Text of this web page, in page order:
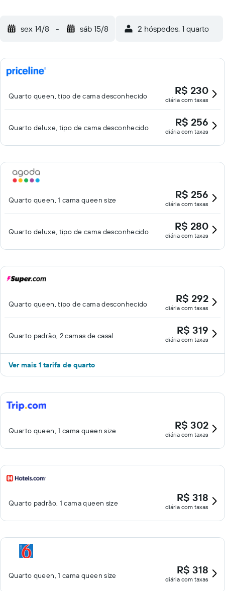
sex 14/8 - sáb 15/8 2 hóspedes, 1 quarto
Quarto queen, tipo de cama desconhecido R$ 230
diária com taxas
Quarto deluxe, tipo de cama desconhecido R$ 256
diária com taxas
Quarto queen, 1 cama queen size R$ 256
diária com taxas
Quarto deluxe, tipo de cama desconhecido R$ 280
diária com taxas
Quarto queen, tipo de cama desconhecido R$ 292
diária com taxas
Quarto padrão, 2 camas de casal R$ 319
diária com taxas
Ver mais 1 tarifa de quarto
Quarto queen, 1 cama queen size R$ 302
diária com taxas
Quarto padrão, 1 cama queen size R$ 318
diária com taxas
Quarto queen, 1 cama queen size R$ 318
diária com taxas